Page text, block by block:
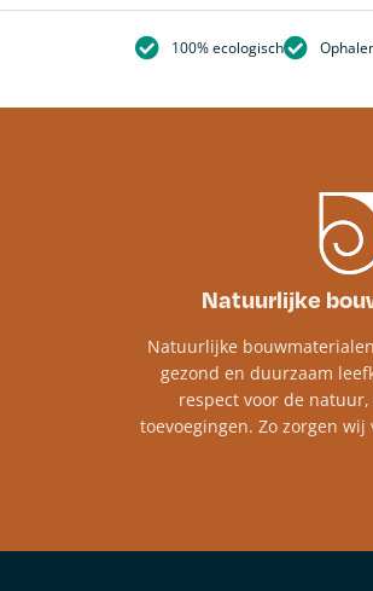
100% ecologisch
Natuurlijke
Natuurlijke
gezond en duurzaam
respect voor de
toevoegingen. Zo zorgen